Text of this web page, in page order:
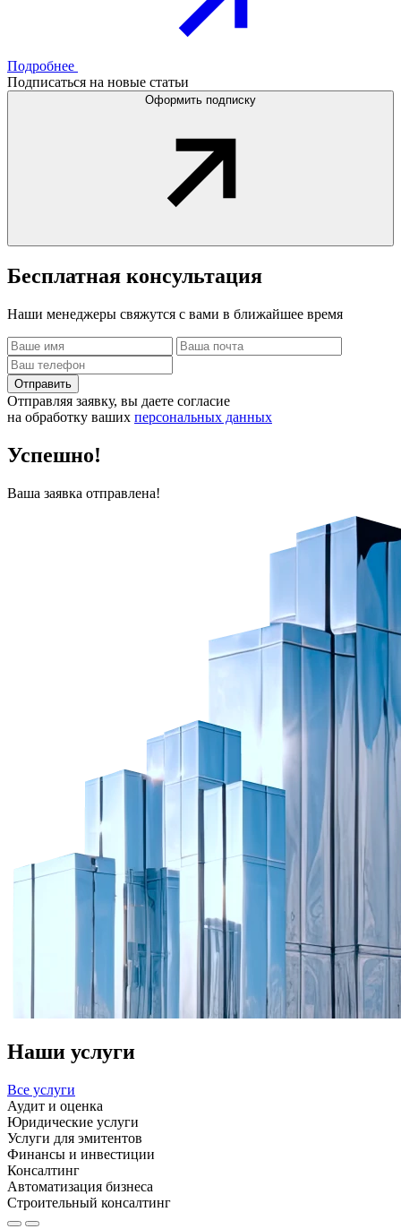
Подробнее
Подписаться на новые статьи
Оформить подписку
Бесплатная консультация
Наши менеджеры свяжутся с вами в ближайшее время
Отправить
Отправляя заявку, вы даете согласие
на обработку ваших персональных данных
Успешно!
Ваша заявка отправлена!
Наши услуги
Все услуги
Аудит и оценка
Юридические услуги
Услуги для эмитентов
Финансы и инвестиции
Консалтинг
Автоматизация бизнеса
Строительный консалтинг